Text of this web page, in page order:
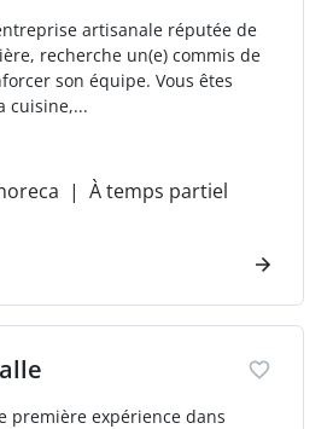
artisanale réputée de
recherche un(e) commis de
son équipe. Vous êtes
cuisine,...
À temps partiel
première expérience dans